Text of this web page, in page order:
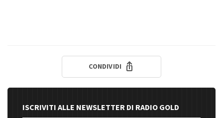
CONDIVIDI
ISCRIVITI ALLE NEWSLETTER DI RADIO GOLD